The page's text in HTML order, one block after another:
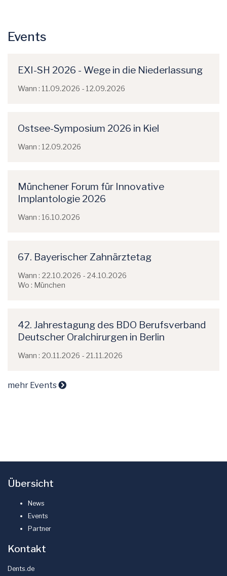
Events
EXI-SH 2026 - Wege in die Niederlassung
Wann : 11.09.2026 - 12.09.2026
Ostsee-Symposium 2026 in Kiel
Wann : 12.09.2026
Münchener Forum für Innovative
Implantologie 2026
Wann : 16.10.2026
67. Bayerischer Zahnärztetag
Wann : 22.10.2026 - 24.10.2026
Wo : München
42. Jahrestagung des BDO Berufsverband
Deutscher Oralchirurgen in Berlin
Wann : 20.11.2026 - 21.11.2026
mehr Events
Übersicht
News
Events
Partner
Kontakt
Dents.de